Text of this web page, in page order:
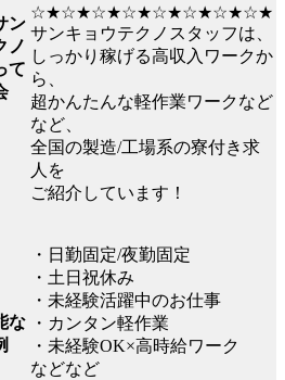
ン
ノ
て
☆★☆★☆★☆★☆★☆★☆★☆★
サンキョウテクノスタッフは、
しっかり稼げる高収入ワークか
ら、
超かんたんな軽作業ワークなど
など、
全国の製造/工場系の寮付き求
人を
ご紹介しています！
な
・日勤固定/夜勤固定
・土日祝休み
・未経験活躍中のお仕事
・カンタン軽作業
・未経験OK×高時給ワーク
などなど